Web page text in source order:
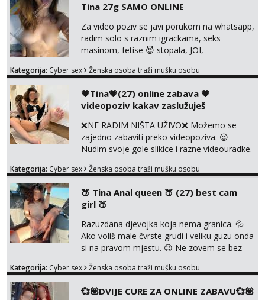
videa, gacice i carapice 🤑 🤬 NE RADIM
UŽIVO🤬 🤬 NE RADIM UŽIVO🤬 🤬 NE
RADIM UŽIVO🤬 🤬 NE RADIM UŽIVO🤬 🤬
NE RADIM UŽIVO🤬...
Tina 27g SAMO ONLINE
Za video poziv se javi porukom na whatsapp,
radim solo s raznim igrackama, seks
masinom, fetise 😈 stopala, JOI,
u svim kombinacijama❗videa raznih na
tipkanje❗radim materijal po želji 😈 Radim
PROVJERU AUTENTIČNOSTI video pozivom
NIŠTA UŽIVO ME NE ZANIMA Čekam te 😘
091 912 3322...
Kategorija: Cyber sex Ženska osoba traži mušku osobu
💗Tina💗(27) online zabava 💗
videopoziv kakav zaslužuješ
❌NE RADIM NIŠTA UŽIVO❌ Možemo se
zajedno zabaviti preko videopoziva. 😉
Nudim svoje gole slikice i razne videouradke.
Whatsapp, Telegram ili Viber. 😎 +385 91 912
me vidjeti na videopozivu. 😉 S vama sam
vec 5 godina. Vaša Tina. 💗 ❌NE RADIM
NIŠTA UŽIVO❌ ❌NE RADIM NIŠTA UŽIVO❌
❌NE RADIM NIŠTA UŽIVO❌ ❌NE ...
Kategorija: Cyber sex Ženska osoba traži mušku osobu
🍑 Tina Anal queen 🍑 (27) best cam
girl 🍑
Razuzdana djevojka koja nema granica. 💦
Ako voliš male čvrste grudi i veliku guzu onda
si na pravom mjestu. 😉 Ne zovem se bez
grubu igru, dominaciju i puno prljavih igrica.
Ponuda videa koju ja nudim nećeš pronaći ni
Kategorija: Cyber sex Ženska osoba traži mušku osobu
💞💟DVIJE CURE ZA ONLINE ZABAVU💞💟